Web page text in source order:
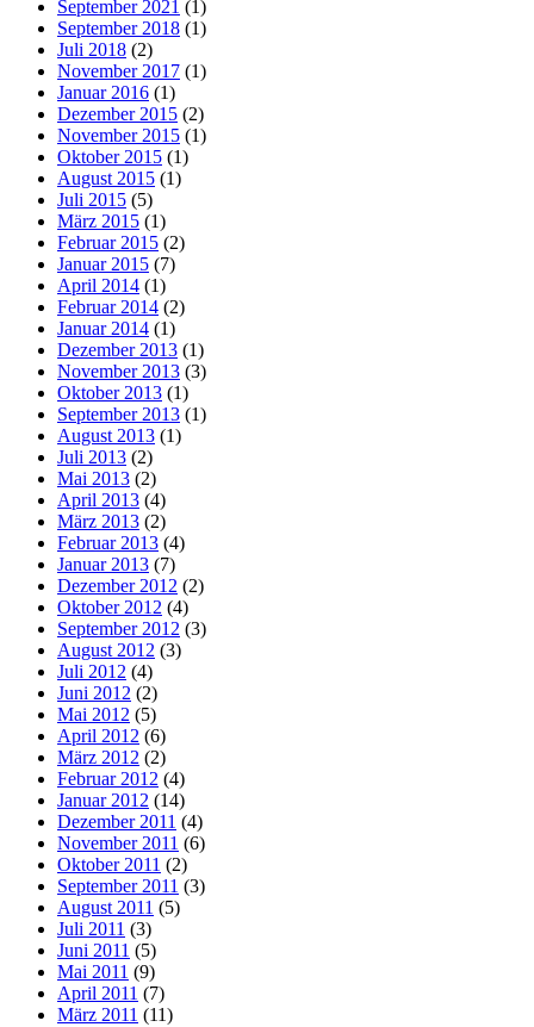
September 2021 (1)
September 2018 (1)
Juli 2018 (2)
November 2017 (1)
Januar 2016 (1)
Dezember 2015 (2)
November 2015 (1)
Oktober 2015 (1)
August 2015 (1)
Juli 2015 (5)
März 2015 (1)
Februar 2015 (2)
Januar 2015 (7)
April 2014 (1)
Februar 2014 (2)
Januar 2014 (1)
Dezember 2013 (1)
November 2013 (3)
Oktober 2013 (1)
September 2013 (1)
August 2013 (1)
Juli 2013 (2)
Mai 2013 (2)
April 2013 (4)
März 2013 (2)
Februar 2013 (4)
Januar 2013 (7)
Dezember 2012 (2)
Oktober 2012 (4)
September 2012 (3)
August 2012 (3)
Juli 2012 (4)
Juni 2012 (2)
Mai 2012 (5)
April 2012 (6)
März 2012 (2)
Februar 2012 (4)
Januar 2012 (14)
Dezember 2011 (4)
November 2011 (6)
Oktober 2011 (2)
September 2011 (3)
August 2011 (5)
Juli 2011 (3)
Juni 2011 (5)
Mai 2011 (9)
April 2011 (7)
März 2011 (11)